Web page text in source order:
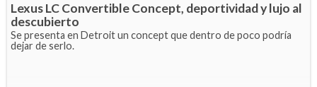
Lexus LC Convertible Concept, deportividad y lujo al
descubierto
Se presenta en Detroit un concept que dentro de poco podría
dejar de serlo.